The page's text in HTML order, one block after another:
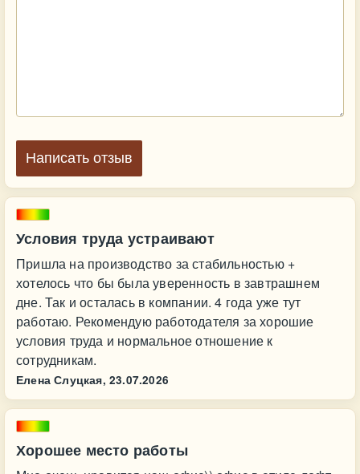
Условия труда устраивают
Пришла на производство за стабильностью +
хотелось что бы была уверенность в завтрашнем
дне. Так и осталась в компании. 4 года уже тут
работаю. Рекомендую работодателя за хорошие
условия труда и нормальное отношение к
сотрудникам.
Елена Слуцкая, 23.07.2026
Хорошее место работы
Написать отзыв